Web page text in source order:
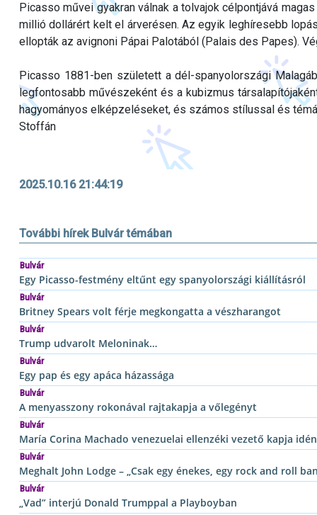
Picasso művei gyakran válnak a tolvajok célpontjává
millió dollárért kelt el árverésen. Az egyik leghíresebb
ellopták az avignoni Pápai Palotából (Palais des Papes).
Picasso 1881-ben született a dél-spanyolországi
legfontosabb művészeként és a kubizmus
hagyományos elképzeléseket, és számos stílussal és
Stoffán
2025.10.16 21:44:19
További hírek Bulvár témában
Bulvár
Egy Picasso-festmény eltűnt egy spanyolországi kiállításról
Bulvár
Britney Spears volt férje megkongatta a vészharangot
Bulvár
Trump udvarolt Meloninak…
Bulvár
Egy pap és egy apáca házassága
Bulvár
A menyasszony rokonával rajtakapja a vőlegényt
Bulvár
María Corina Machado venezuelai ellenzéki vezető kapja
Bulvár
Meghalt John Lodge – „Csak egy énekes, egy rock and roll
Bulvár
„Vad” interjú Donald Trumppal a Playboyban